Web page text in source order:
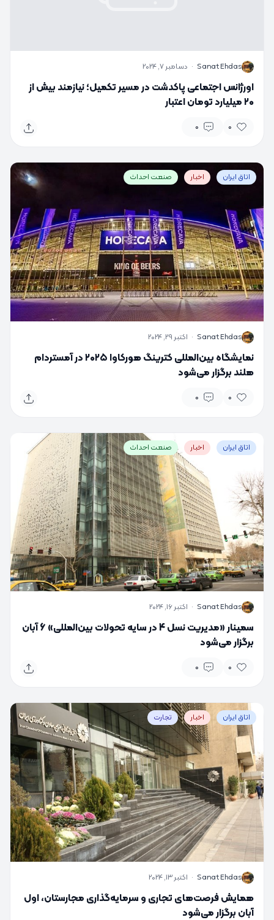
S
Sanat Ehdas
· دسامبر 7, 2024
اورژانس اجتماعی پاکدشت در مسیر تکمیل؛ نیازمند بیش از
۲۰ میلیارد تومان اعتبار
0
0
اتاق ایران اخبار صنعت احداث
S
Sanat Ehdas
· اکتبر 29, 2024
نمایشگاه بین‌المللی کترینگ هورکاوا ۲۰۲۵ در آمستردام
هلند برگزار می‌شود
0
0
اتاق ایران اخبار صنعت احداث
S
Sanat Ehdas
· اکتبر 16, 2024
سمینار «مدیریت نسل 4 در سایه تحولات بین‌المللی» 6 آبان
برگزار می‌شود
0
0
اتاق ایران اخبار تجارت
S
Sanat Ehdas
· اکتبر 13, 2024
همایش فرصت‌های تجاری و سرمایه‌گذاری مجارستان، اول
آبان برگزار می‌شود